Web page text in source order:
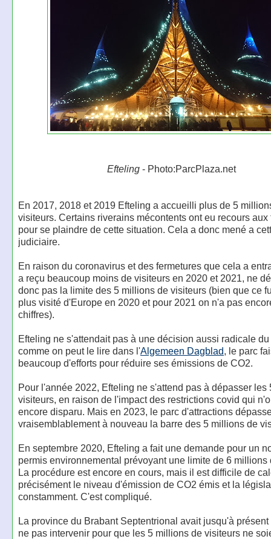
Efteling- Photo:ParcPlaza.net
En 2017, 2018 et 2019 Efteling a accueilli plus de 5
visiteurs. Certains riverains mécontents ont eu recours aux
pour se plaindre de cette situation. Cela a donc mené a
judiciaire.
En raison du coronavirus et des fermetures que cela a
a reçu beaucoup moins de visiteurs en 2020 et 2021, ne
donc pas la limite des 5 millions de visiteurs (bien que ce
plus visité d'Europe en 2020 et pour 2021 on n'a pas
chiffres).
Efteling ne s'attendait pas à une décision aussi radicale
comme on peut le lire dans l'Algemeen Dagblad, le parc
beaucoup d'efforts pour réduire ses émissions de CO2.
Pour l'année 2022, Efteling ne s'attend pas à dépasser les
visiteurs, en raison de l'impact des restrictions covid qui
encore disparu. Mais en 2023, le parc d'attractions
vraisemblablement à nouveau la barre des 5 millions de
En septembre 2020, Efteling a fait une demande pour un
permis environnemental prévoyant une limite de 6 millions
La procédure est encore en cours, mais il est difficile de
précisément le niveau d'émission de CO2 émis et la
constamment. C'est compliqué.
La province du Brabant Septentrional avait jusqu'à
ne pas intervenir pour que les 5 millions de visiteurs ne